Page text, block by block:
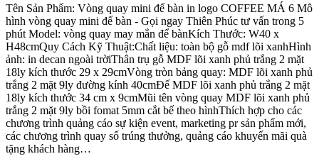
Tên Sản Phẩm: Vòng quay mini để bàn in logo COFFEE MÁ 6 Mô
hình vòng quay mini để bàn - Gọi ngay Thiên Phúc tư vấn trong 5
phút Model: vòng quay may mắn để bànKích Thước: W40 x
H48cmQuy Cách Kỹ Thuật:Chất liệu: toàn bộ gỗ mdf lõi xanhHình
ảnh: in decan ngoài trờiThân trụ gỗ MDF lõi xanh phủ trắng 2 mặt
18ly kích thước 29 x 29cmVòng tròn bảng quay: MDF lõi xanh phủ
trắng 2 mặt 9ly đường kính 40cmĐế MDF lõi xanh phủ trắng 2 mặt
18ly kích thước 34 cm x 9cmMũi tên vòng quay MDF lõi xanh phủ
trắng 2 mặt 9ly bồi fomat 5mm cắt bế theo hìnhThích hợp cho các
chương trình quảng cáo sự kiện event, marketing pr sản phẩm mới,
các chương trình quay số trúng thưởng, quảng cáo khuyến mãi quà
tặng khách hàng…